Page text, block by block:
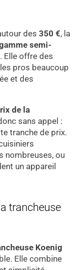
des 350 €, la
semi-
. Elle offre des
pros beaucoup
et des
de la
sans appel :
tranche de prix.
nombreuses, ou
un appareil
trancheuse
Koenig
Elle combine